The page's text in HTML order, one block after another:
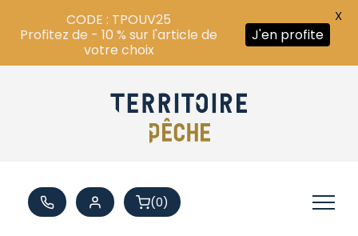
(0)
CODE : TPOUV25
Profitez de - 10 % sur l'article de
votre choix
J'en profite
X